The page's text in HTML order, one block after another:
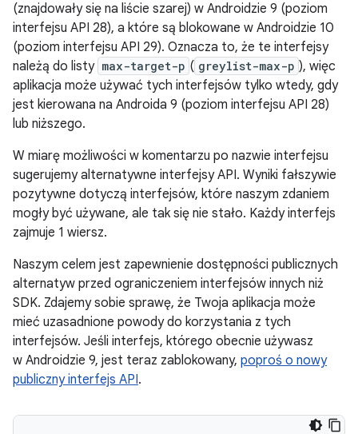
(znajdowały się na liście szarej) w Androidzie 9 (poziom
interfejsu API 28), a które są blokowane w Androidzie 10
(poziom interfejsu API 29). Oznacza to, że te interfejsy
należą do listy max-target-p ( greylist-max-p ), więc
aplikacja może używać tych interfejsów tylko wtedy, gdy
jest kierowana na Androida 9 (poziom interfejsu API 28)
lub niższego.
W miarę możliwości w komentarzu po nazwie interfejsu
sugerujemy alternatywne interfejsy API. Wyniki fałszywie
pozytywne dotyczą interfejsów, które naszym zdaniem
mogły być używane, ale tak się nie stało. Każdy interfejs
zajmuje 1 wiersz.
Naszym celem jest zapewnienie dostępności publicznych
alternatyw przed ograniczeniem interfejsów innych niż
SDK. Zdajemy sobie sprawę, że Twoja aplikacja może
mieć uzasadnione powody do korzystania z tych
interfejsów. Jeśli interfejs, którego obecnie używasz
w Androidzie 9, jest teraz zablokowany, poproś o nowy
publiczny interfejs API.